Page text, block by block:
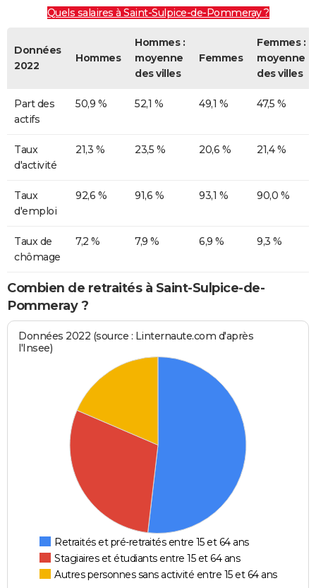
Quels salaires à Saint-Sulpice-de-Pommeray ?
Données
2022
Hommes
Hommes :
moyenne
des villes
Femmes
Femmes :
moyenne
des villes
Part des
actifs
50,9 % 52,1 % 49,1 % 47,5 %
Taux
d'activité
21,3 % 23,5 % 20,6 % 21,4 %
Taux
d'emploi
92,6 % 91,6 % 93,1 % 90,0 %
Taux de
chômage
7,2 % 7,9 % 6,9 % 9,3 %
Combien de retraités à Saint-Sulpice-de-
Pommeray ?
Données 2022 (source : Linternaute.com d'après
l'Insee)
Retraités et pré-retraités entre 15 et 64 ans
Stagiaires et étudiants entre 15 et 64 ans
Autres personnes sans activité entre 15 et 64 ans